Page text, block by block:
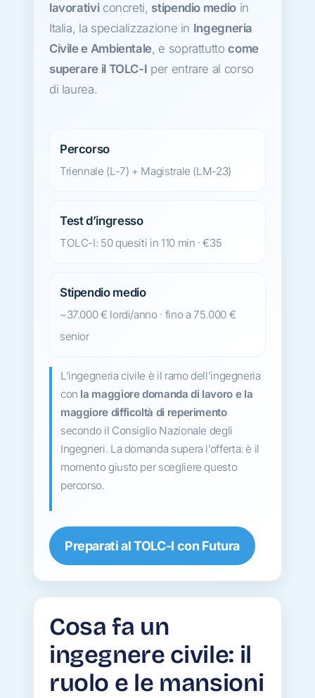
lavorativiconcreti, stipendio medioin
Italia, la specializzazione in Ingegneria
Civile e Ambientale, e soprattuttocome
superare il TOLC-I per entrare al corso
di laurea.
Percorso
Triennale (L-7) + Magistrale (LM-23)
Test d’ingresso
TOLC-I: 50 quesiti in 110 min · €35
Stipendio medio
~37.000 € lordi/anno · fino a 75.000 €
senior
L’ingegneria civile è il ramo dell’ingegneria
con la maggiore domanda di lavoro e la
maggiore difficoltà di reperimento
secondo il Consiglio Nazionale degli
Ingegneri. La domanda supera l’offerta: è il
momento giusto per scegliere questo
percorso.
Preparati al TOLC-I con Futura
Cosa fa un
ingegnere civile: il
ruolo e le mansioni